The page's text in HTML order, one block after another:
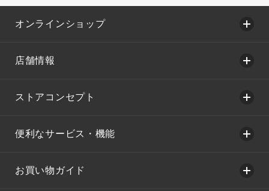
オンラインショップ
店舗情報
ストアコンセプト
便利なサービス・機能
お買い物ガイド